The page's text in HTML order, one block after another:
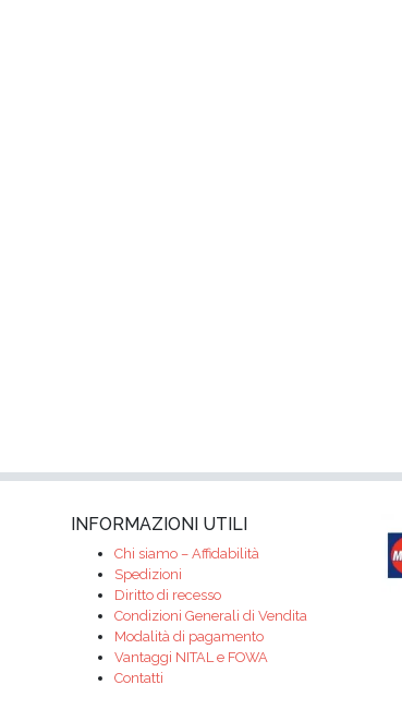
INFORMAZIONI UTILI
Chi siamo – Affidabilità
Spedizioni
Diritto di recesso
Condizioni Generali di Vendita
Modalità di pagamento
Vantaggi NITAL e FOWA
Contatti